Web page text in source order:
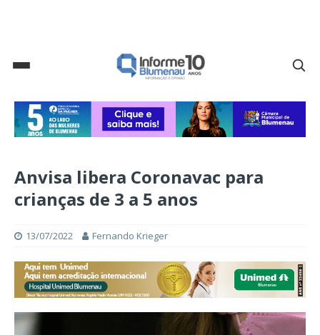
Anvisa libera Coronavac para
crianças de 3 a 5 anos
13/07/2022 Fernando Krieger